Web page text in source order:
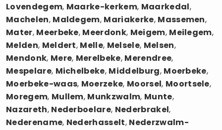
Lovendegem, Maarke-kerkem, Maarkedal,
Machelen, Maldegem, Mariakerke, Massemen,
Mater, Meerbeke, Meerdonk, Meigem, Meilegem,
Melden, Meldert, Melle, Melsele, Melsen,
Mendonk, Mere, Merelbeke, Merendree,
Mespelare, Michelbeke, Middelburg, Moerbeke,
Moerbeke-waas, Moerzeke, Moorsel, Moortsele,
Moregem, Mullem, Munkzwalm, Munte,
Nazareth, Nederboelare, Nederbrakel,
Nederename, Nederhasselt, Nederzwalm-